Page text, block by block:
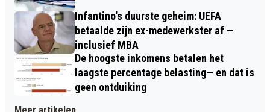
Infantino's duurste geheim: UEFA
betaalde zijn ex-medewerkster af —
inclusief MBA
De hoogste inkomens betalen het
laagste percentage belasting— en dat is
geen ontduiking